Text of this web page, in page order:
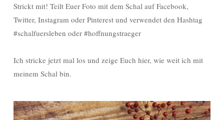
Strickt mit! Teilt Euer Foto mit dem Schal auf Facebook,
Twitter, Instagram oder Pinterest und verwendet den Hashtag
#schalfuersleben oder #hoffnungstraeger
Ich stricke jetzt mal los und zeige Euch hier, wie weit ich mit
meinem Schal bin.